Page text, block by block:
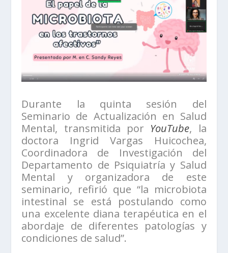
Durante la quinta sesión del
Seminario de Actualización en Salud
Mental, transmitida por YouTube, la
doctora Ingrid Vargas Huicochea,
Coordinadora de Investigación del
Departamento de Psiquiatría y Salud
Mental y organizadora de este
seminario, refirió que “la microbiota
intestinal se está postulando como
una excelente diana terapéutica en el
abordaje de diferentes patologías y
condiciones de salud”.